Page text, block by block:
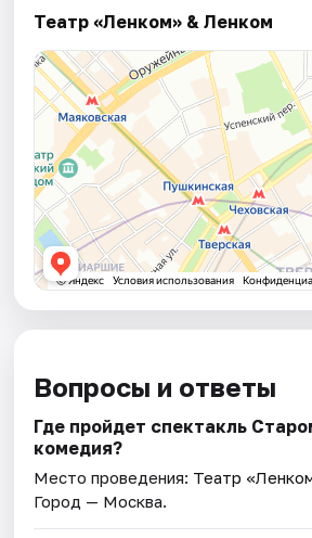
Театр «Ленком» & Ленком
Вопросы и ответы
Где пройдет спектакль
комедия?
Место проведения: Театр
Город — Москва.